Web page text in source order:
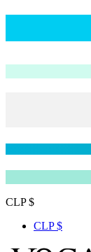
CLP $
CLP $